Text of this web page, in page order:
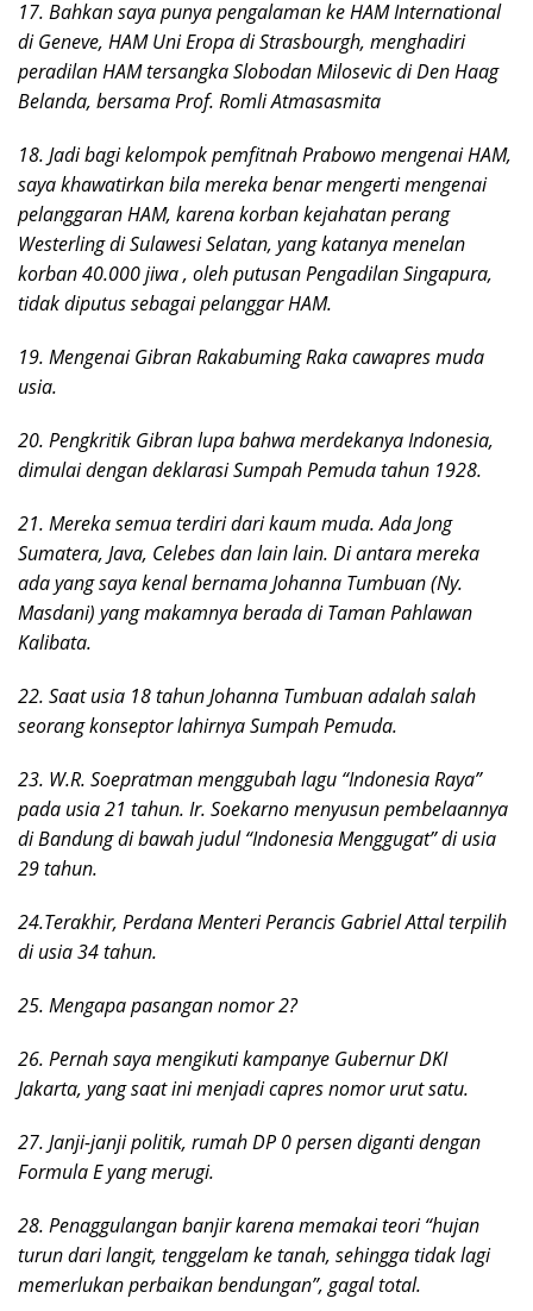
17. Bahkan saya punya pengalaman ke HAM International
di Geneve, HAM Uni Eropa di Strasbourgh, menghadiri
peradilan HAM tersangka Slobodan Milosevic di Den Haag
Belanda, bersamaProf. Romli Atmasasmita
18. Jadi bagi kelompok pemfitnah Prabowo mengenai HAM,
saya khawatirkan bila mereka benar mengerti mengenai
pelanggaran HAM, karena korban kejahatan perang
Westerling di Sulawesi Selatan, yang katanya menelan
korban40.000 jiwa , oleh putusan Pengadilan Singapura,
tidak diputus sebagai pelanggar HAM.
19. Mengenai Gibran Rakabuming Raka cawapres muda
usia.
20. Pengkritik Gibran lupa bahwa merdekanya Indonesia,
dimulai dengan deklarasi Sumpah Pemuda tahun 1928.
21. Mereka semua terdiri dari kaum muda. Ada Jong
Sumatera, Java, Celebes dan lain lain. Di antara mereka
ada yang saya kenal bernama Johanna Tumbuan (Ny.
Masdani) yang makamnya berada di Taman Pahlawan
Kalibata.
22. Saat usia 18 tahun Johanna Tumbuan adalah salah
seorang konseptor lahirnya Sumpah Pemuda.
23. W.R. Soepratman menggubah lagu “Indonesia Raya”
pada usia 21 tahun. Ir. Soekarno menyusun pembelaannya
di Bandung di bawah judul “Indonesia Menggugat” di usia
29 tahun.
24.Terakhir, Perdana Menteri Perancis Gabriel Attal terpilih
di usia 34 tahun.
25. Mengapa pasangan nomor 2?
26. Pernah saya mengikuti kampanye Gubernur DKI
Jakarta, yang saat ini menjadi capres nomor urut satu.
27. Janji-janji politik, rumah DP 0 persen diganti dengan
Formula E yang merugi.
28. Penaggulangan banjir karena memakai teori “hujan
turun dari langit, tenggelam ke tanah, sehingga tidak lagi
memerlukan perbaikan bendungan”, gagal total.